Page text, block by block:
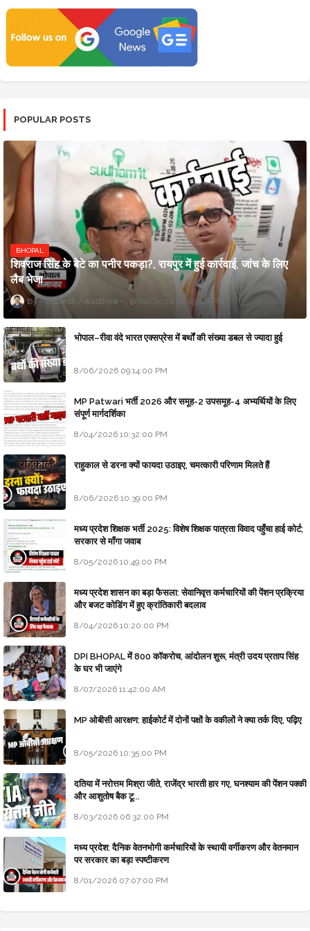
POPULAR POSTS
BHOPAL
शिवराज सिंह के बेटे का पनीर पकड़ा?, रायपुर में हुई कार्रवाई, जांच के लिए
लैब भेजा
Updesh Awasthee 8/06/2026 10:09:00 PM
भोपाल–रीवा वंदे भारत एक्सप्रेस में बर्थों की संख्या डबल से ज्यादा हुई
8/06/2026 09:14:00 PM
MP Patwari भर्ती 2026 और समूह-2 उपसमूह-4 अभ्यर्थियों के लिए
संपूर्ण मार्गदर्शिका
8/04/2026 10:32:00 PM
राहुकाल से डरना क्यों फायदा उठाइए, चमत्कारी परिणाम मिलते हैं
8/06/2026 10:39:00 PM
मध्य प्रदेश शिक्षक भर्ती 2025: विशेष शिक्षक पात्रता विवाद पहुँचा हाई कोर्ट;
सरकार से माँगा जवाब
8/05/2026 10:49:00 PM
मध्य प्रदेश शासन का बड़ा फैसला: सेवानिवृत्त कर्मचारियों की पेंशन प्रक्रिया
और बजट कोडिंग में हुए क्रांतिकारी बदलाव
8/04/2026 10:20:00 PM
DPI BHOPAL में 800 कॉकरोच, आंदोलन शुरू, मंत्री उदय प्रताप सिंह
के घर भी जाएंगे
8/07/2026 11:42:00 AM
MP ओबीसी आरक्षण: हाईकोर्ट में दोनों पक्षों के वकीलों ने क्या तर्क दिए, पढ़िए
8/05/2026 10:35:00 PM
दतिया में नरोत्तम मिश्रा जीते, राजेंद्र भारती हार गए, घनश्याम की पेंशन पक्की
और आशुतोष बैक टू...
8/03/2026 06:32:00 PM
मध्य प्रदेश: दैनिक वेतनभोगी कर्मचारियों के स्थायी वर्गीकरण और वेतनमान
पर सरकार का बड़ा स्पष्टीकरण
8/01/2026 07:07:00 PM